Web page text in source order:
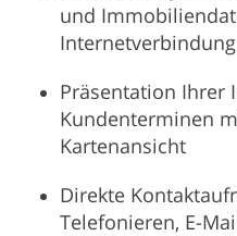
und
Internetverbindung
Präsentation Ihrer
Kundenterminen
Kartenansicht
Direkte
Telefonieren, E-